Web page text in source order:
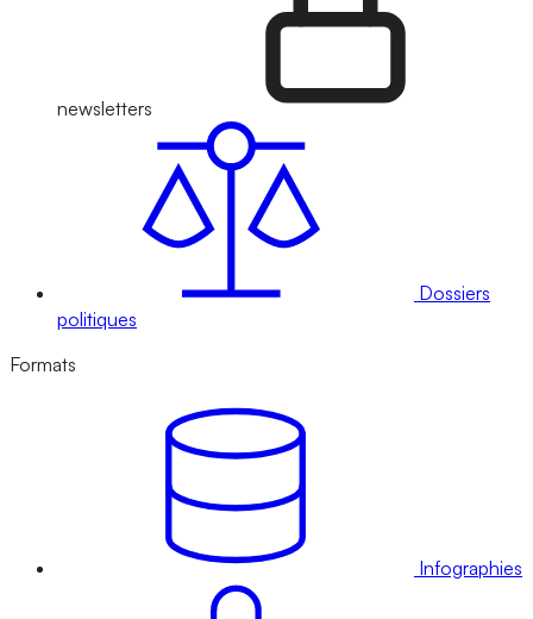
newsletters
Dossiers
politiques
Formats
Infographies